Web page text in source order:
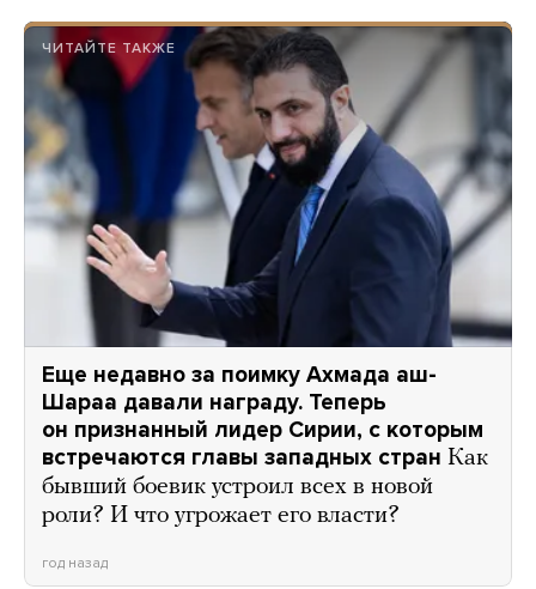
ЧИТАЙТЕ ТАКЖЕ
Еще недавно за поимку Ахмада аш-
Шараа давали награду. Теперь
он признанный лидер Сирии, с которым
встречаются главы западных стран Как
бывший боевик устроил всех в новой
роли? И что угрожает его власти?
год назад